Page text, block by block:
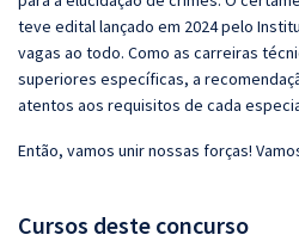
teve edital lançado em 2024 pelo
vagas ao todo. Como as carreiras
superiores específicas, a
atentos aos requisitos de cada
Então, vamos unir nossas forças!
Cursos deste concurso